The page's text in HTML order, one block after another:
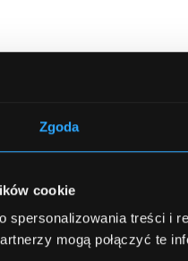
Zgoda
cookie
spersonalizowania treści i
mogą połączyć te